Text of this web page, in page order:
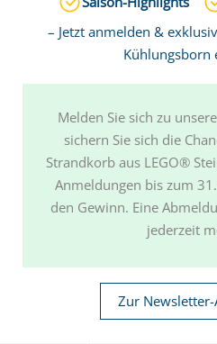
– Jetzt anmelden &
Kühlungsborn
Melden Sie sich zu
sichern Sie sich die
Strandkorb aus LEGO®
Anmeldungen bis zum
den Gewinn. Eine
jederzeit
Zur
Tagesausflug
bietet Ihnen einen 5-Sterne-
Newsletter
Startseite|Buchung| Kontakt
Umbuchung & Stornierung|